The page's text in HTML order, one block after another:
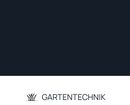
GARTENTECHNIK